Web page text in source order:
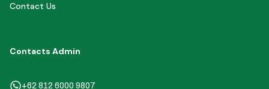
Contact Us
Contacts Admin
+62 812 6000 9807